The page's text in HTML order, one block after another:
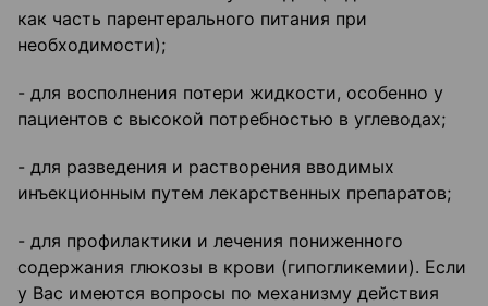
как часть парентерального питания при
необходимости);
- для восполнения потери жидкости, особенно у
пациентов с высокой потребностью в углеводах;
- для разведения и растворения вводимых
инъекционным путем лекарственных препаратов;
- для профилактики и лечения пониженного
содержания глюкозы в крови (гипогликемии). Если
у Вас имеются вопросы по механизму действия